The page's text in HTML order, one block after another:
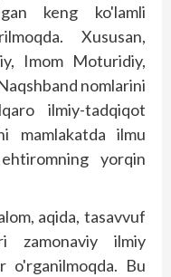
keng ko'lamli
Xususan,
Imom Moturidiy,
nomlarini
ilmiy-tadqiqot
mamlakatda ilmu
yorqin
aqida, tasavvuf
ilmiy
o'rganilmoqda. Bu